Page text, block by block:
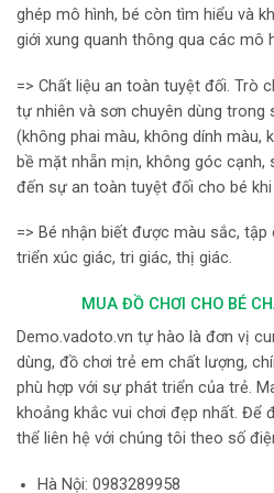
ghép mô hình, bé còn tìm hiểu và
giới xung quanh thông qua các mô
=> Chất liệu an toàn tuyệt đối. Trò
tự nhiên và sơn chuyên dùng trong
(không phai màu, không dính màu,
bề mặt nhẵn mịn, không góc
đến sự an toàn tuyệt đối cho bé khi
=> Bé nhận biết được màu sắc,
triển xúc giác, tri giác, thị giác.
MUA ĐỒ CHƠI CHO BÉ
Demo.vadoto.vn tự hào là đơn vị
dùng, đồ chơi trẻ em chất lượng,
phù hợp với sự phát triển của trẻ.
khoảng khắc vui chơi đẹp nhất. Để
thể liên hệ với chúng tôi theo số
Hà Nội: 0983289958